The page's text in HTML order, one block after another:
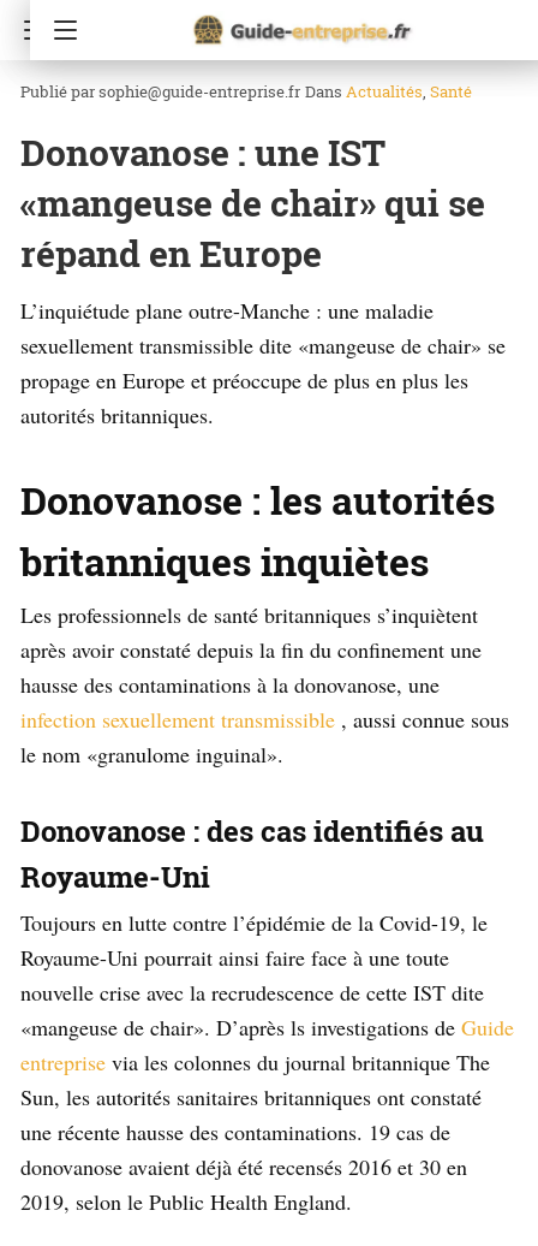
Accueil
sophie@guide-entreprise.fr Dans Actualités Santé
Donovanose : une IST
«mangeuse de chair» qui se
répand en Europe
L’inquiétude plane outre-Manche : une maladie
sexuellement transmissible dite «mangeuse de chair» se
propage en Europe et préoccupe de plus en plus les
autorités britanniques.
Donovanose : les autorités
britanniques inquiètes
Les professionnels de santé britanniques s’inquiètent
après avoir constaté depuis la fin du confinement une
hausse des contaminations à la donovanose, une
infection sexuellement transmissible , aussi connue sous
le nom «granulome inguinal».
Donovanose : des cas identifiés au
Royaume-Uni
Toujours en lutte contre l’épidémie de la Covid-19, le
Royaume-Uni pourrait ainsi faire face à une toute
nouvelle crise avec la recrudescence de cette IST dite
«mangeuse de chair». D’après ls investigations de Guide
entreprise via les colonnes du journal britannique The
Sun, les autorités sanitaires britanniques ont constaté
une récente hausse des contaminations. 19 cas de
donovanose avaient déjà été recensés 2016 et 30 en
2019, selon le Public Health England.